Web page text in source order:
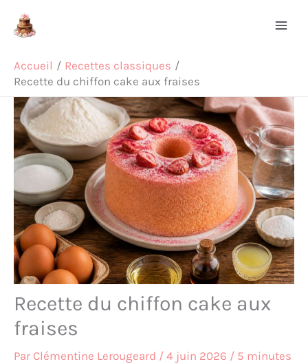
Accueil
Recettes classiques
Recette du chiffon cake aux fraises
Recette du chiffon cake aux
fraises
Par Clémentine Lerougeard / 4 juin 2026 / 5 minutes
Rechercher